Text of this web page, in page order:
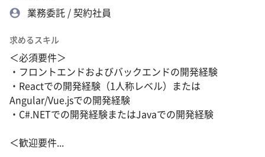
業務委託 / 契約社員
求めるスキル
＜必須要件＞
・フロントエンドおよびバックエンドの開発経験
・Reactでの開発経験（1人称レベル）または
Angular/Vue.jsでの開発経験
・C#.NETでの開発経験またはJavaでの開発経験
＜歓迎要件...